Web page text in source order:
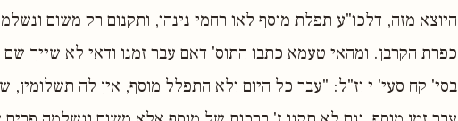
היוצא מזה, דלכו"ע תפלת מוסף לאו רחמי נינהו, ותקנום רק משום
כפרת הקרבן. ומהאי טעמא כתבו התוס' דאם עבר זמנו ודאי לא שייך שם
בסי' קח סעי' י וז"ל: "עבר כל היום ולא התפלל מוסף, אין לה תשלומין,